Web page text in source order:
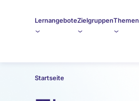
LernangeboteZielgruppenThemen
Startseite